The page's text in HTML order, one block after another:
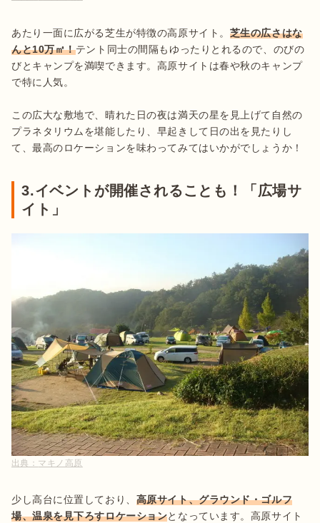
あたり一面に広がる芝生が特徴の高原サイト。 芝生の広さはな
んと10万㎡！テント同士の間隔もゆったりとれるので、のびの
びとキャンプを満喫できます。高原サイトは春や秋のキャンプ
で特に人気。
この広大な敷地で、晴れた日の夜は満天の星を見上げて自然の
プラネタリウムを堪能したり、早起きして日の出を見たりし
て、最高のロケーションを味わってみてはいかがでしょうか！
3.イベントが開催されることも！「広場サ
イト」
出典： マキノ高原
少し高台に位置しており、 高原サイト、グラウンド・ゴルフ
場、温泉を見下ろすロケーションとなっています。高原サイト